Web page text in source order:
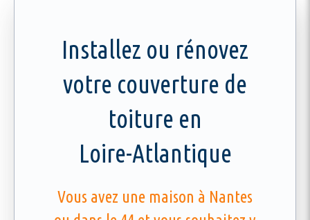
Installez ou rénovez
votre couverture de
toiture en
Loire-Atlantique
Vous avez une maison à Nantes